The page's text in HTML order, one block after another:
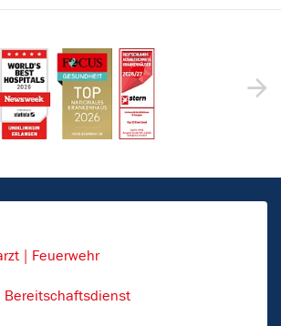
| Feuerwehr
Bereitschaftsdienst